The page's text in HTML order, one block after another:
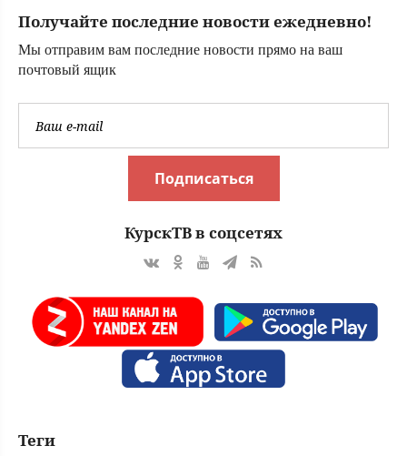
Получайте последние новости ежедневно!
Мы отправим вам последние новости прямо на ваш
почтовый ящик
Подписаться
КурскТВ в соцсетях
Теги